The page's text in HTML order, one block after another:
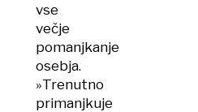
vse
večje
pomanjkanje
osebja.
»Trenutno
primanjkuje